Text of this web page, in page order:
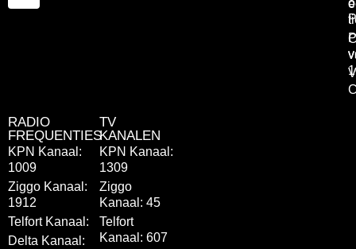
RADIO
FREQUENTIES
KPN Kanaal:
1009
Ziggo Kanaal:
1912
Telfort Kanaal:
Delta Kanaal:
TV
KANALEN
KPN Kanaal:
1309
Ziggo
Kanaal: 45
Telfort
Kanaal: 607